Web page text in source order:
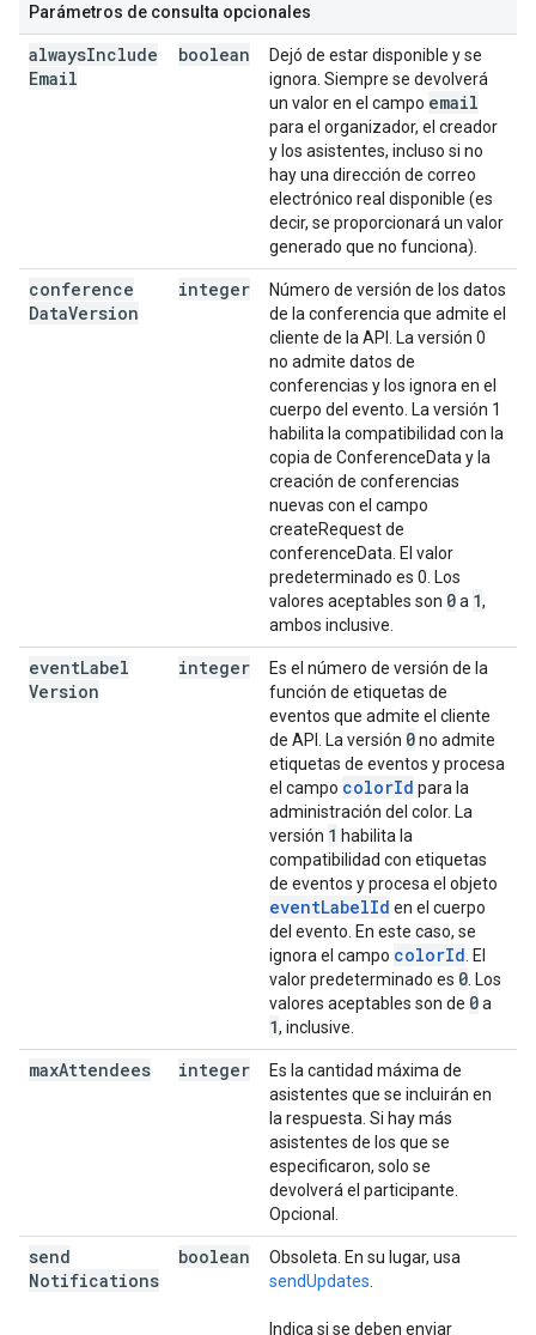
Parámetros de consulta opcionales
alwaysInclude
Email
boolean
Dejó de estar disponible y se
ignora. Siempre se devolverá
un valor en el campo email
para el organizador, el creador
y los asistentes, incluso si no
hay una dirección de correo
electrónico real disponible (es
decir, se proporcionará un valor
generado que no funciona).
conference
DataVersion
integer
Número de versión de los datos
de la conferencia que admite el
cliente de la API. La versión 0
no admite datos de
conferencias y los ignora en el
cuerpo del evento. La versión 1
habilita la compatibilidad con la
copia de ConferenceData y la
creación de conferencias
nuevas con el campo
createRequest de
conferenceData. El valor
predeterminado es 0. Los
valores aceptables son 0a 1,
ambos inclusive.
eventLabel
Version
integer
Es el número de versión de la
función de etiquetas de
eventos que admite el cliente
de API. La versión 0no admite
etiquetas de eventos y procesa
el campo colorId para la
administración del color. La
versión 1 habilita la
compatibilidad con etiquetas
de eventos y procesa el objeto
eventLabelId en el cuerpo
del evento. En este caso, se
ignora el campo colorId . El
valor predeterminado es 0 . Los
valores aceptables son de 0a
1, inclusive.
maxAttendees integer
Es la cantidad máxima de
asistentes que se incluirán en
la respuesta. Si hay más
asistentes de los que se
especificaron, solo se
devolverá el participante.
Opcional.
send
Notifications
boolean
Obsoleta. En su lugar, usa
sendUpdates
Indica si se deben enviar